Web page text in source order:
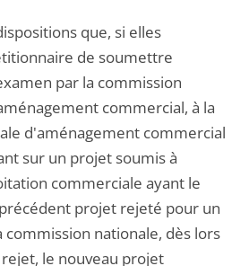
que, si elles
de soumettre
par la commission
commercial, à la
d'aménagement commercial
sur un projet soumis à
commerciale ayant le
projet rejeté pour un
nationale, dès lors
le nouveau projet